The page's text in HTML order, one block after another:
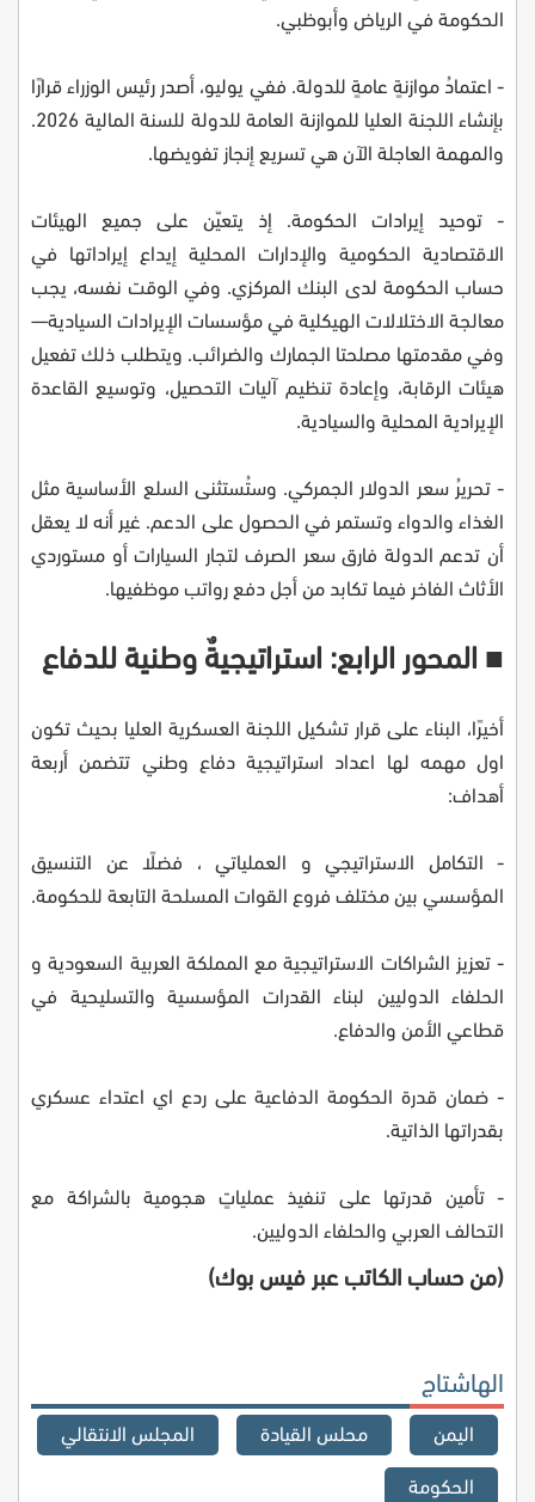
الحكومة في الرياض وأبوظبي.
- اعتمادُ موازنةٍ عامةٍ للدولة. ففي يوليو، أصدر رئيس الوزراء قرارًا
بإنشاء اللجنة العليا للموازنة العامة للدولة للسنة المالية 2026.
والمهمة العاجلة الآن هي تسريع إنجاز تفويضها.
- توحيد إيرادات الحكومة. إذ يتعيّن على جميع الهيئات
الاقتصادية الحكومية والإدارات المحلية إيداع إيراداتها في
حساب الحكومة لدى البنك المركزي. وفي الوقت نفسه، يجب
معالجة الاختلالات الهيكلية في مؤسسات الإيرادات السيادية—
وفي مقدمتها مصلحتا الجمارك والضرائب. ويتطلب ذلك تفعيل
هيئات الرقابة، وإعادة تنظيم آليات التحصيل، وتوسيع القاعدة
الإيرادية المحلية والسيادية.
- تحريرُ سعر الدولار الجمركي. وستُستثنى السلع الأساسية مثل
الغذاء والدواء وتستمر في الحصول على الدعم. غير أنه لا يعقل
أن تدعم الدولة فارق سعر الصرف لتجار السيارات أو مستوردي
الأثاث الفاخر فيما تكابد من أجل دفع رواتب موظفيها.
■ المحور الرابع: استراتيجيةٌ وطنية للدفاع
أخيرًا، البناء على قرار تشكيل اللجنة العسكرية العليا بحيث تكون
اول مهمه لها اعداد استراتيجية دفاع وطني تتضمن أربعة
أهداف:
- التكامل الاستراتيجي و العملياتي ، فضلًا عن التنسيق
المؤسسي بين مختلف فروع القوات المسلحة التابعة للحكومة.
- تعزيز الشراكات الاستراتيجية مع المملكة العربية السعودية و
الحلفاء الدوليين لبناء القدرات المؤسسية والتسليحية في
قطاعي الأمن والدفاع.
- ضمان قدرة الحكومة الدفاعية على ردع اي اعتداء عسكري
بقدراتها الذاتية.
- تأمين قدرتها على تنفيذ عملياتٍ هجومية بالشراكة مع
التحالف العربي والحلفاء الدوليين.
(من حساب الكاتب عبر فيس بوك)
الهاشتاج
اليمن محلس القيادة
المجلس الانتقالي
الحكومة